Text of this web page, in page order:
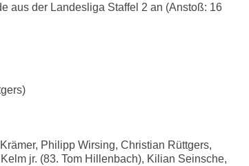
aus der Landesliga Staffel 2 an (Anstoß: 16
Philipp Wirsing, Christian Rüttgers,
jr. (83. Tom Hillenbach), Kilian Seinsche,